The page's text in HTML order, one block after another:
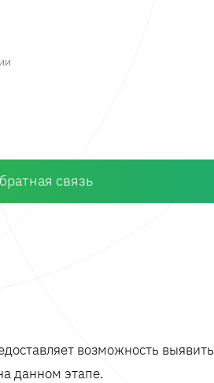
связь
возможность выявить
данном этапе.